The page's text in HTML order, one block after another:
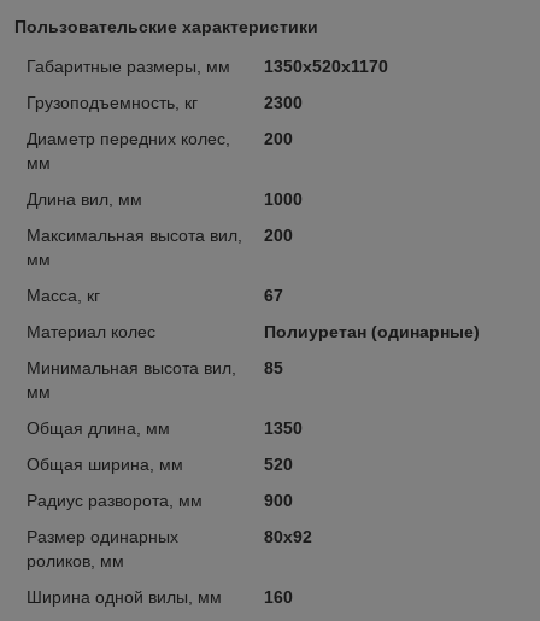
Пользовательские характеристики
Габаритные размеры, мм
1350х520х1170
Грузоподъемность, кг
2300
Диаметр передних колес,
мм
200
Длина вил, мм
1000
Максимальная высота вил,
мм
200
Масса, кг
67
Материал колес
Полиуретан (одинарные)
Минимальная высота вил,
мм
85
Общая длина, мм
1350
Общая ширина, мм
520
Радиус разворота, мм
900
Размер одинарных
роликов, мм
80х92
Ширина одной вилы, мм 160